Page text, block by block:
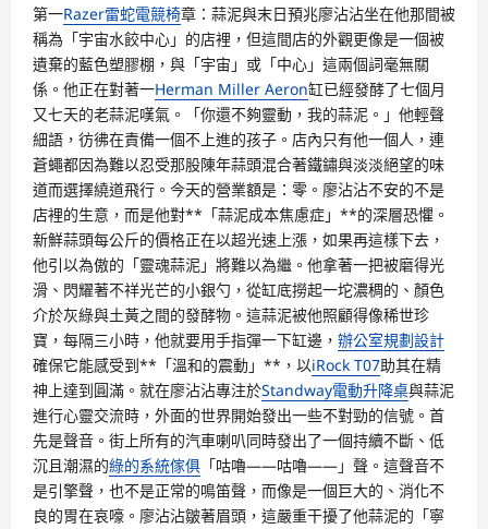
第一Razer雷蛇電競椅章：蒜泥與末日預兆廖沾沾坐在他那間被
稱為「宇宙水餃中心」的店裡，但這間店的外觀更像是一個被
遺棄的藍色塑膠棚，與「宇宙」或「中心」這兩個詞毫無關
係。他正在對著一Herman Miller Aeron缸已經發酵了七個月
又七天的老蒜泥嘆氣。「你還不夠靈動，我的蒜泥。」他輕聲
細語，彷彿在責備一個不上進的孩子。店內只有他一個人，連
蒼蠅都因為難以忍受那股陳年蒜頭混合著鐵鏽與淡淡絕望的味
道而選擇繞道飛行。今天的營業額是：零。廖沾沾不安的不是
店裡的生意，而是他對**「蒜泥成本焦慮症」**的深層恐懼。
新鮮蒜頭每公斤的價格正在以超光速上漲，如果再這樣下去，
他引以為傲的「靈魂蒜泥」將難以為繼。他拿著一把被磨得光
滑、閃耀著不祥光芒的小銀勺，從缸底撈起一坨濃稠的、顏色
介於灰綠與土黃之間的發酵物。這蒜泥被他照顧得像稀世珍
寶，每隔三小時，他就要用手指彈一下缸邊， 辦公室規劃設計
確保它能感受到**「溫和的震動」**，以iRock T07助其在精
神上達到圓滿。就在廖沾沾專注於Standway電動升降桌與蒜泥
進行心靈交流時，外面的世界開始發出一些不對勁的信號。首
先是聲音。街上所有的汽車喇叭同時發出了一個持續不斷、低
沉且潮濕的綠的系統傢俱 「咕嚕——咕嚕——」聲。這聲音不
是引擎聲，也不是正常的鳴笛聲，而像是一個巨大的、消化不
良的胃在哀嚎。廖沾沾皺著眉頭，這嚴重干擾了他蒜泥的「寧